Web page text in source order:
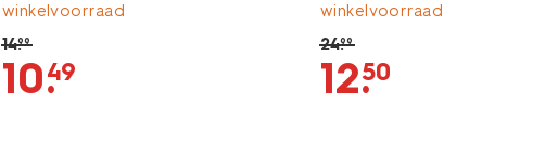
winkelvoorraad
14.99
10.
49
winkelvoorraad
24.99
12.
50